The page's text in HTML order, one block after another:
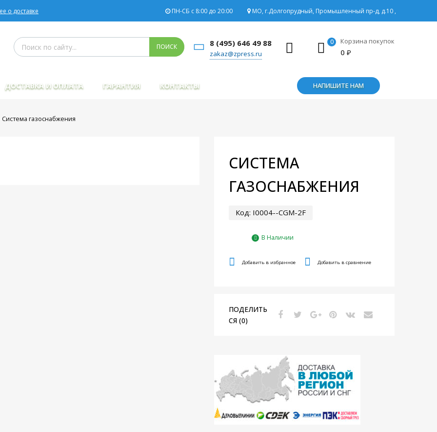
о доставке ПН-СБ с 8:00 до 20:00 МО, г.Долгопрудный, Промышленный пр-д, д.10 ,
Поиск товаров
ПОИСК 8 (495) 646 49 88
zakaz@zpress.ru
Корзина покупок
0 ₽
0
ДОСТАВКА И ОПЛАТА ГАРАНТИЯ КОНТАКТЫ НАПИШИТЕ НАМ
Система газоснабжения
СИСТЕМА
ГАЗОСНАБЖЕНИЯ
Код: I0004--CGM-2F
В Наличии
Добавить в сравнение
Добавить в избранное
ПОДЕЛИТЬ
СЯ (0)